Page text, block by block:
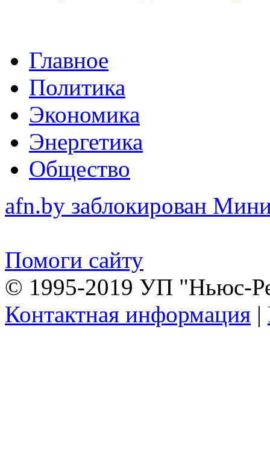
Главное
Политика
Экономика
Энергетика
Общество
afn.by заблокирован
Помоги сайту
© 1995-2019 УП "Ньюс-
Контактная информация |